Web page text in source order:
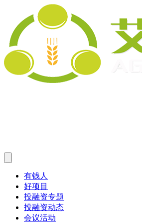
有钱人
好项目
投融资专题
投融资动态
会议活动